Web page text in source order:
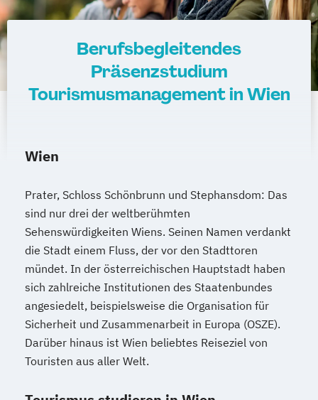
Berufsbegleitendes
Präsenzstudium
Tourismusmanagement in Wien
Wien
Prater, Schloss Schönbrunn und Stephansdom: Das
sind nur drei der weltberühmten
Sehenswürdigkeiten Wiens. Seinen Namen verdankt
die Stadt einem Fluss, der vor den Stadttoren
mündet. In der österreichischen Hauptstadt haben
sich zahlreiche Institutionen des Staatenbundes
angesiedelt, beispielsweise die Organisation für
Sicherheit und Zusammenarbeit in Europa (OSZE).
Darüber hinaus ist Wien beliebtes Reiseziel von
Touristen aus aller Welt.